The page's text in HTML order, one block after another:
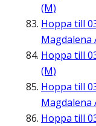
(M)
Hoppa till
Magdalena
Hoppa till
(M)
Hoppa till
Magdalena
Hoppa till